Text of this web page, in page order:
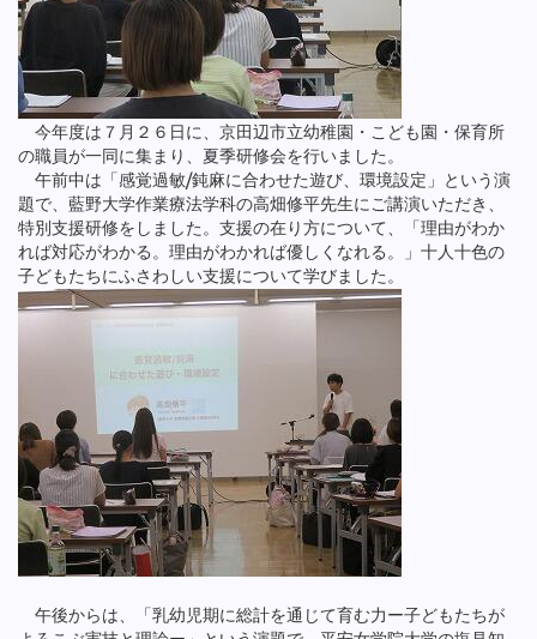
今年度は７月２６日に、京田辺市立幼稚園・こども園・保育所
の職員が一同に集まり、夏季研修会を行いました。
午前中は「感覚過敏/鈍麻に合わせた遊び、環境設定」という演
題で、藍野大学作業療法学科の高畑修平先生にご講演いただき、
特別支援研修をしました。支援の在り方について、「理由がわか
れば対応がわかる。理由がわかれば優しくなれる。」十人十色の
子どもたちにふさわしい支援について学びました。
午後からは、「乳幼児期に総計を通じて育む力ー子どもたちが